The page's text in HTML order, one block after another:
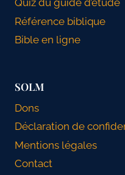
Quiz du guide d’étude
Référence biblique
Bible en ligne
SOLM
Dons
Déclaration de
Mentions légales
Contact